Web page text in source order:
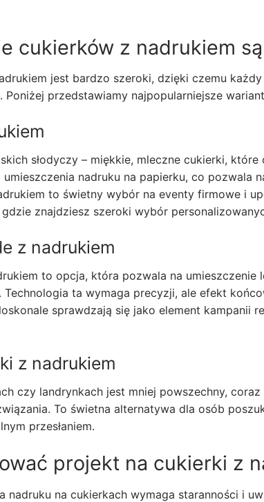
cukierków z nadrukiem
jest bardzo szeroki, dzięki czemu
Poniżej przedstawiamy najpopularniejsze
słodyczy – miękkie, mleczne cukierki, które
umieszczenia nadruku na papierku, co pozwala
to świetny wybór na eventy firmowe i
gdzie znajdziesz szeroki wybór
z nadrukiem
to opcja, która pozwala na
Technologia ta wymaga precyzji, ale efekt
sprawdzają się jako element kampanii
z nadrukiem
czy landrynkach jest mniej powszechny,
To świetna alternatywa dla osób
przesłaniem.
projekt na cukierki z
nadruku na cukierkach wymaga staranności i